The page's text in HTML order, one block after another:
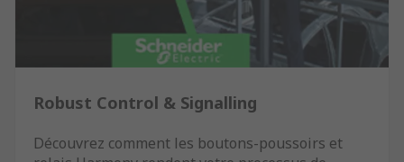
Robust Control & Signalling
Découvrez comment les boutons-poussoirs et